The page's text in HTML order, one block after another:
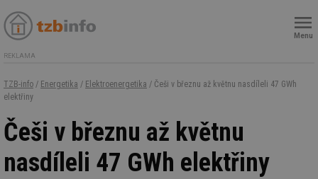
Menu
REKLAMA
TZB-info / Energetika / Elektroenergetika / Češi v březnu až květnu nasdíleli 47 GWh
elektřiny
Češi v březnu až květnu
nasdíleli 47 GWh elektřiny